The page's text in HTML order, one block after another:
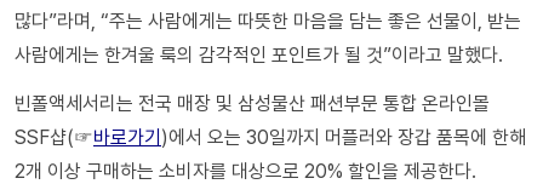
많다”라며, “주는 사람에게는 따뜻한 마음을 담는 좋은 선물이, 받는
사람에게는 한겨울 룩의 감각적인 포인트가 될 것”이라고 말했다.
빈폴액세서리는 전국 매장 및 삼성물산 패션부문 통합 온라인몰
SSF샵(☞바로가기)에서 오는 30일까지 머플러와 장갑 품목에 한해
2개 이상 구매하는 소비자를 대상으로 20% 할인을 제공한다.